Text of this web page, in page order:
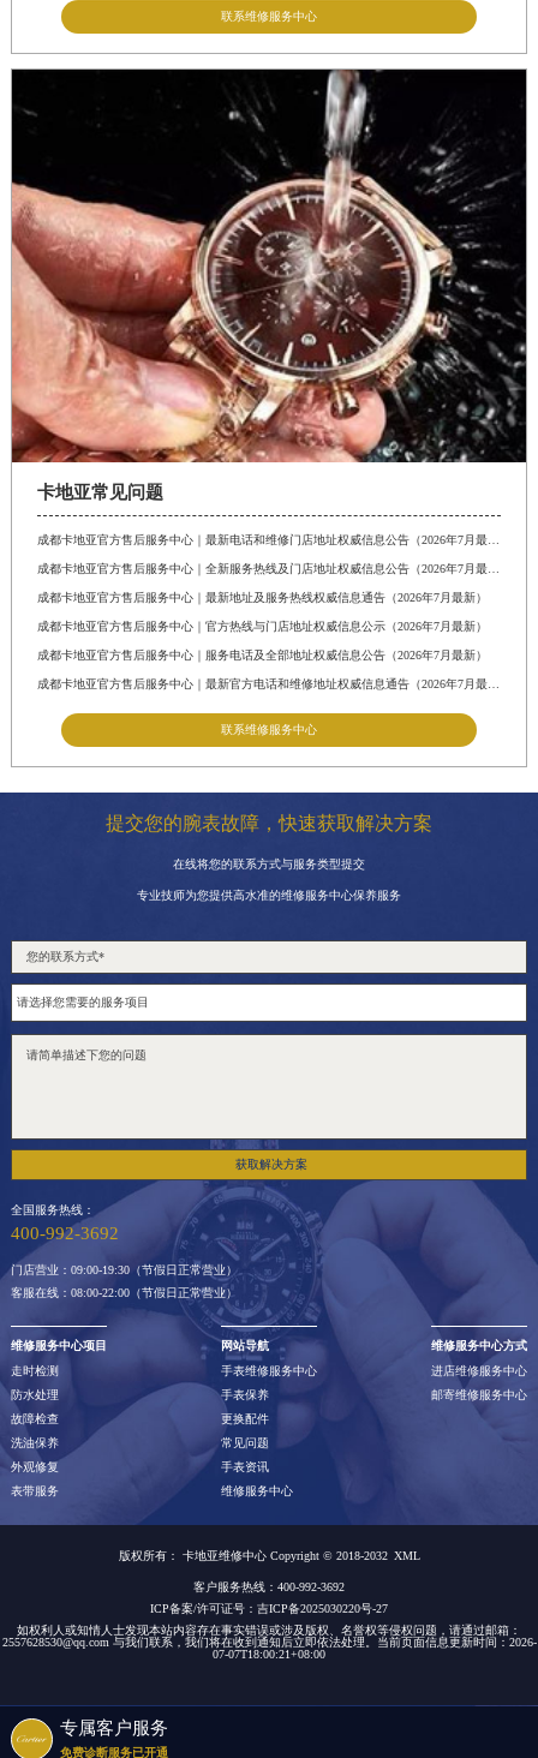
联系维修服务中心
卡地亚常见问题
成都卡地亚官方售后服务中心｜最新地址及服务热线权威信息通告（2026年7月最新）
成都卡地亚官方售后服务中心｜官方热线与门店地址权威信息公示（2026年7月最新）
成都卡地亚官方售后服务中心｜服务电话及全部地址权威信息公告（2026年7月最新）
联系维修服务中心
提交您的腕表故障，快速获取解决方案
在线将您的联系方式与服务类型提交
专业技师为您提供高水准的维修服务中心保养服务
获取解决方案
全国服务热线：
400-992-3692
门店营业：09:00-19:30（节假日正常营业）
客服在线：08:00-22:00（节假日正常营业）
维修服务中心项目
走时检测
防水处理
故障检查
洗油保养
外观修复
表带服务
网站导航
手表维修服务中心
手表保养
更换配件
常见问题
手表资讯
维修服务中心
维修服务中心方式
进店维修服务中心
邮寄维修服务中心
版权所有： 卡地亚维修中心 Copyright © 2018-2032 XML
客户服务热线：400-992-3692
ICP备案/许可证号：吉ICP备2025030220号-27
如权利人或知情人士发现本站内容存在事实错误或涉及版权、名誉权等侵权问题，请通过邮箱：
2557628530@qq.com 与我们联系，我们将在收到通知后立即依法处理。当前页面信息更新时间：2026-
07-07T18:00:21+08:00
专属客户服务
免费诊断服务已开通